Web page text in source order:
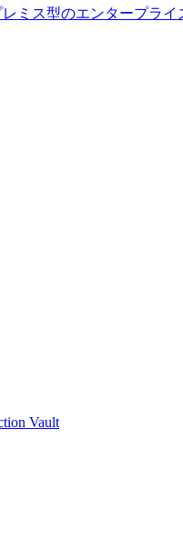
レミス型のエンタープライ
Vault